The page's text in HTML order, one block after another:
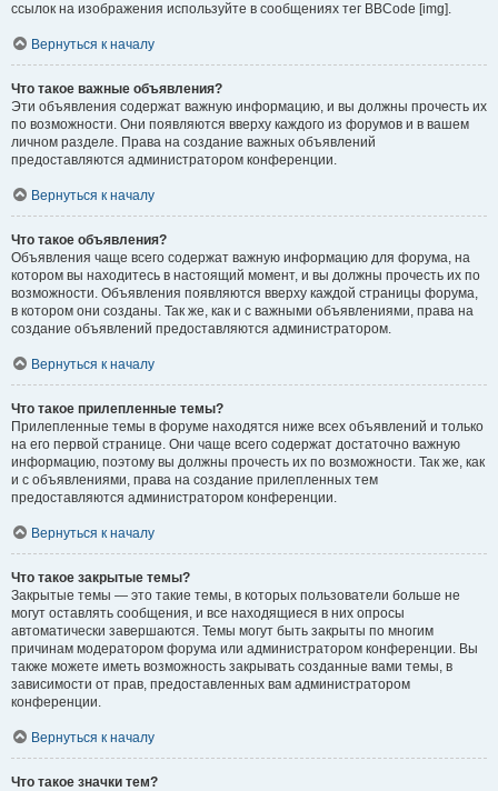
ссылок на изображения используйте в сообщениях тег BBCode [img].
Вернуться к началу
Что такое важные объявления?
Эти объявления содержат важную информацию, и вы должны прочесть их
по возможности. Они появляются вверху каждого из форумов и в вашем
личном разделе. Права на создание важных объявлений
предоставляются администратором конференции.
Вернуться к началу
Что такое объявления?
Объявления чаще всего содержат важную информацию для форума, на
котором вы находитесь в настоящий момент, и вы должны прочесть их по
возможности. Объявления появляются вверху каждой страницы форума,
в котором они созданы. Так же, как и с важными объявлениями, права на
создание объявлений предоставляются администратором.
Вернуться к началу
Что такое прилепленные темы?
Прилепленные темы в форуме находятся ниже всех объявлений и только
на его первой странице. Они чаще всего содержат достаточно важную
информацию, поэтому вы должны прочесть их по возможности. Так же, как
и с объявлениями, права на создание прилепленных тем
предоставляются администратором конференции.
Вернуться к началу
Что такое закрытые темы?
Закрытые темы — это такие темы, в которых пользователи больше не
могут оставлять сообщения, и все находящиеся в них опросы
автоматически завершаются. Темы могут быть закрыты по многим
причинам модератором форума или администратором конференции. Вы
также можете иметь возможность закрывать созданные вами темы, в
зависимости от прав, предоставленных вам администратором
конференции.
Вернуться к началу
Что такое значки тем?